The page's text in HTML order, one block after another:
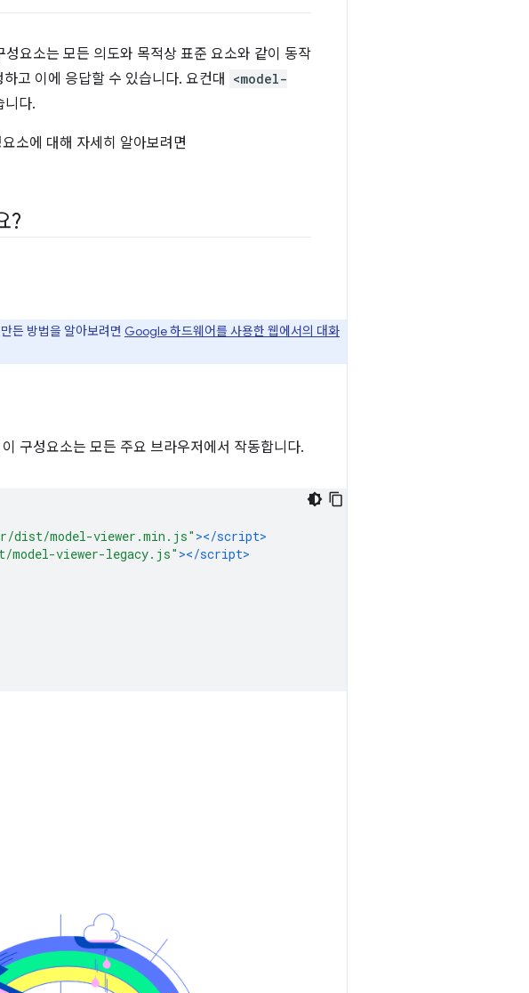
요소는 모든 의도와 목적상 표준 요소와 같이 동작
고 이에 응답할 수 있습니다. 요컨대
<model-
니다.
소에 대해 자세히 알아보려면
?
든 방법을 알아보려면 Google 하드웨어를 사용한 웹에서의 대화
이 구성요소는 모든 주요 브라우저에서 작동합니다.
dist/model-viewer.min.js" ></script>
model-viewer-legacy.js" ></script>